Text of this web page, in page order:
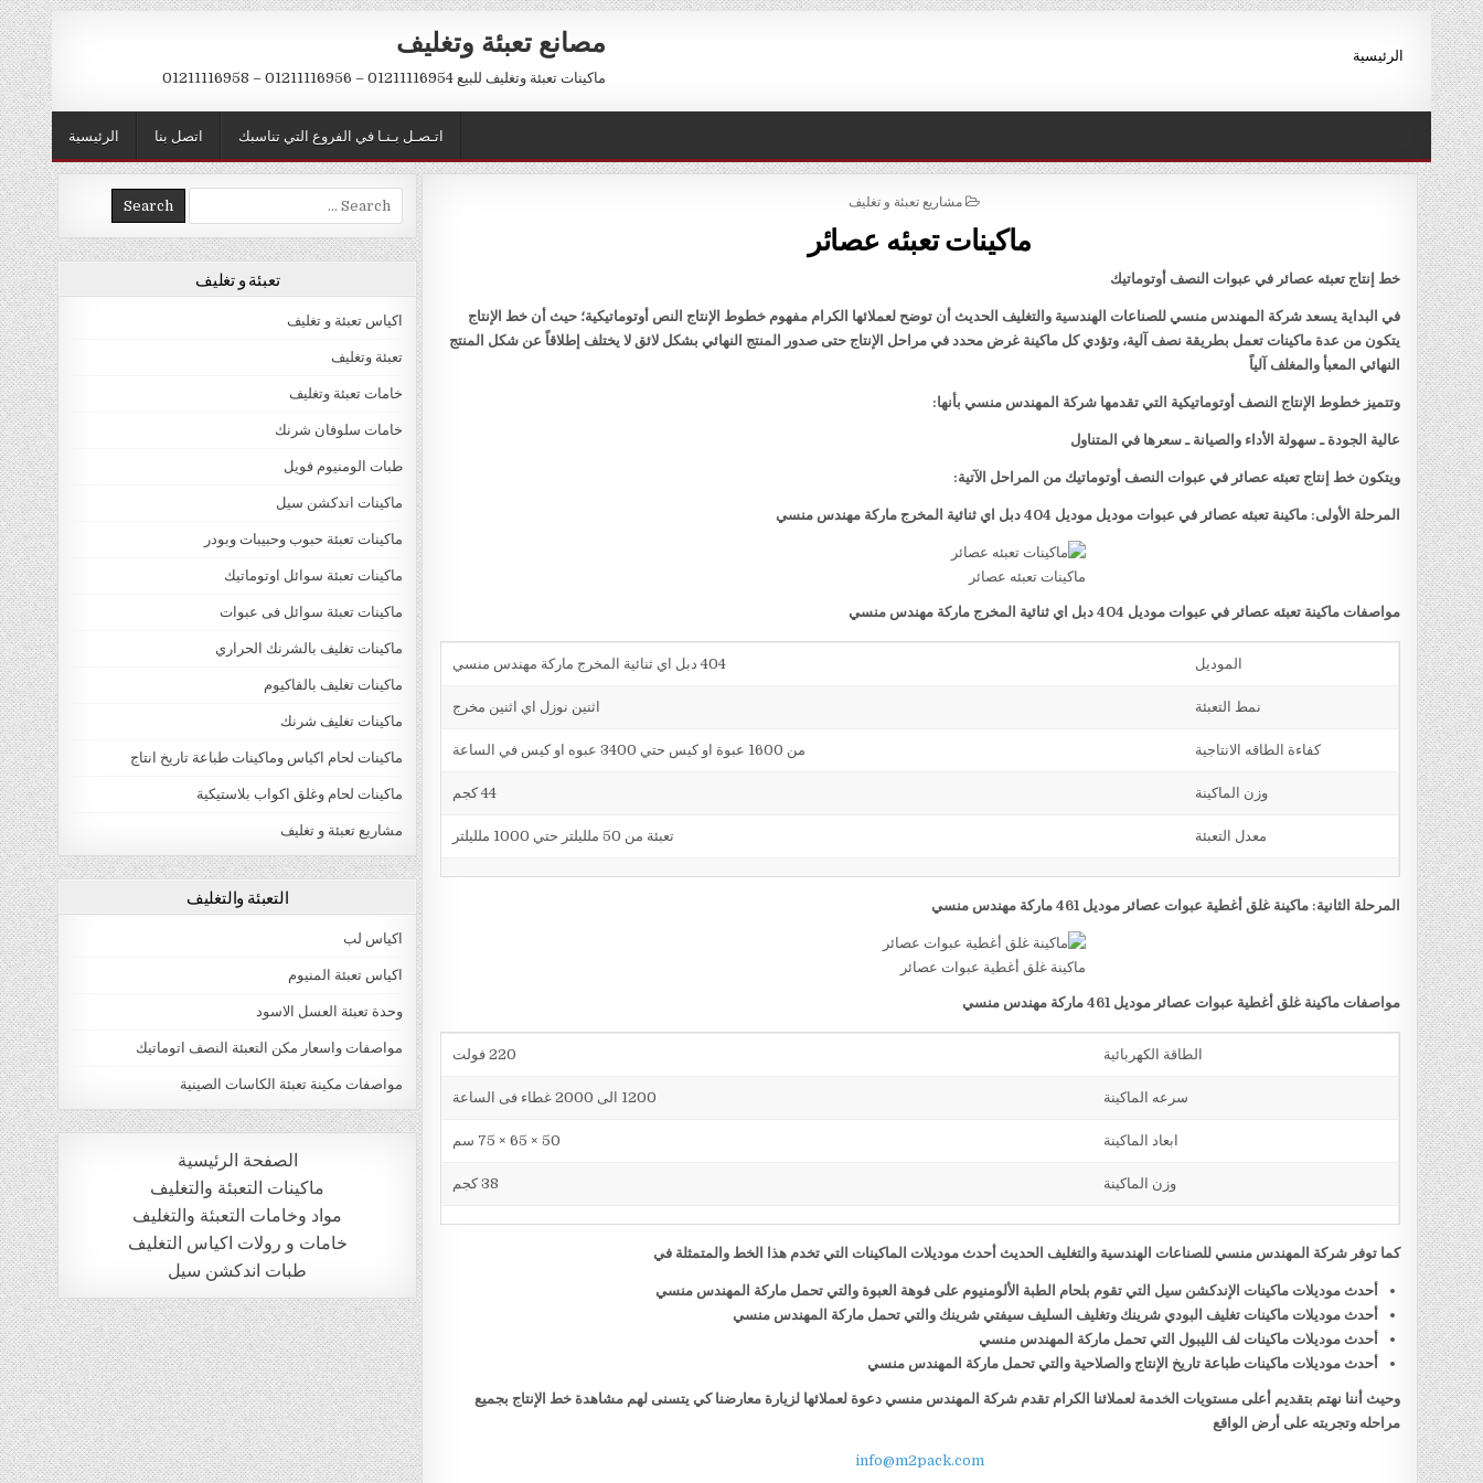
Skip
to
content
مصانع تعبئة وتغليف
ماكينات تعبئة وتغليف للبيع 01211116954 – 01211116956 – 01211116958
الرئيسية
الرئيسية اتصل بنا اتـصـل بـنـا في الفروع التي تناسبك
POSTED
مشاريع تعبئة و تغليف
ماكينات تعبئه عصائر
خط إنتاج تعبئه عصائر في عبوات النصف أوتوماتيك
في البداية يسعد شركة المهندس منسي للصناعات الهندسية والتغليف الحديث أن توضح لعملائها الكرام مفهوم خطوط الإنتاج النص أوتوماتيكية؛ حيث أن خط الإنتاج
يتكون من عدة ماكينات تعمل بطريقة نصف آلية، وتؤدي كل ماكينة غرض محدد في مراحل الإنتاج حتى صدور المنتج النهائي بشكل لائق لا يختلف إطلاقاً عن شكل المنتج
النهائي المعبأ والمغلف آلياً
وتتميز خطوط الإنتاج النصف أوتوماتيكية التي تقدمها شركة المهندس منسي بأنها:
عالية الجودة ـ سهولة الأداء والصيانة ـ سعرها في المتناول
ويتكون خط إنتاج تعبئه عصائر في عبوات النصف أوتوماتيك من المراحل الآتية:
المرحلة الأولى: ماكينة تعبئه عصائر في عبوات موديل موديل 404 دبل اي ثنائية المخرج ماركة مهندس منسي
ماكينات تعبئه عصائر
مواصفات ماكينة تعبئه عصائر في عبوات موديل 404 دبل اي ثنائية المخرج ماركة مهندس منسي
الموديل 404 دبل اي ثنائية المخرج ماركة مهندس منسي
نمط التعبئة اثنين نوزل اي اثنين مخرج
كفاءة الطاقه الانتاجية من 1600 عبوة او كيس حتي 3400 عبوه او كيس في الساعة
وزن الماكينة 44 كجم
معدل التعبئة تعبئة من 50 ملليلتر حتي 1000 ملليلتر
المرحلة الثانية: ماكينة غلق أغطية عبوات عصائر موديل 461 ماركة مهندس منسي
ماكينة غلق أغطية عبوات عصائر
مواصفات ماكينة غلق أغطية عبوات عصائر موديل 461 ماركة مهندس منسي
الطاقة الكهربائية 220 فولت
سرعه الماكينة 1200 الى 2000 غطاء فى الساعة
ابعاد الماكينة 50 × 65 × 75 سم
وزن الماكينة 38 كجم
كما توفر شركة المهندس منسي للصناعات الهندسية والتغليف الحديث أحدث موديلات الماكينات التي تخدم هذا الخط والمتمثلة في
أحدث موديلات ماكينات الإندكشن سيل التي تقوم بلحام الطبة الألومنيوم على فوهة العبوة والتي تحمل ماركة المهندس منسي
أحدث موديلات ماكينات تغليف البودي شرينك وتغليف السليف سيفتي شرينك والتي تحمل ماركة المهندس منسي
أحدث موديلات ماكينات لف الليبول التي تحمل ماركة المهندس منسي
أحدث موديلات ماكينات طباعة تاريخ الإنتاج والصلاحية والتي تحمل ماركة المهندس منسي
وحيث أننا نهتم بتقديم أعلى مستويات الخدمة لعملائنا الكرام تقدم شركة المهندس منسي دعوة لعملائها لزيارة معارضنا كي يتسنى لهم مشاهدة خط الإنتاج بجميع
مراحله وتجربته على أرض الواقع
info@m2pack.com
Search
for:
تعبئة و تغليف
اكياس تعبئة و تغليف
تعبئة وتغليف
خامات تعبئة وتغليف
خامات سلوفان شرنك
طبات الومنيوم فويل
ماكينات اندكشن سيل
ماكينات تعبئة حبوب وحبيبات وبودر
ماكينات تعبئة سوائل اوتوماتيك
ماكينات تعبئة سوائل فى عبوات
ماكينات تغليف بالشرنك الحراري
ماكينات تغليف بالفاكيوم
ماكينات تغليف شرنك
ماكينات لحام اكياس وماكينات طباعة تاريخ انتاج
ماكينات لحام وغلق اكواب بلاستيكية
مشاريع تعبئة و تغليف
التعبئة والتغليف
اكياس لب
اكياس تعبئة المنيوم
وحدة تعبئة العسل الاسود
مواصفات واسعار مكن التعبئة النصف اتوماتيك
مواصفات مكينة تعبئة الكاسات الصينية
الصفحة الرئيسية
ماكينات التعبئة والتغليف
مواد وخامات التعبئة والتغليف
خامات و رولات اكياس التغليف
طبات اندكشن سيل